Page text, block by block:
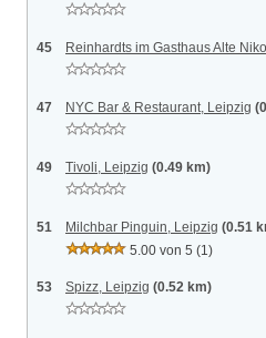
45 Reinhardts im Gasthaus Alte
47 NYC Bar & Restaurant, Leipzig
49 Tivoli, Leipzig (0.49 km)
51 Milchbar Pinguin, Leipzig (0.51
5.00 von 5 (1)
53 Spizz, Leipzig (0.52 km)